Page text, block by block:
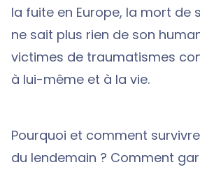
la fuite en Europe, la mort de
ne sait plus rien de son
victimes de traumatismes
à lui-même et à la vie.
Pourquoi et comment
du lendemain ? Comment